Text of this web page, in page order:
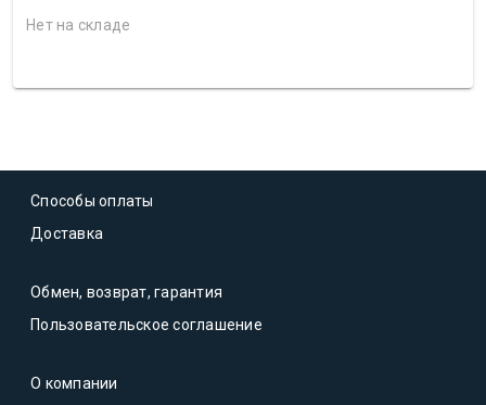
Нет на складе
Способы оплаты
Доставка
Обмен, возврат, гарантия
Пользовательское соглашение
О компании